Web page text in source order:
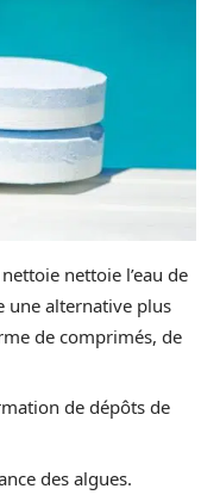
nettoie l’eau de
une alternative plus
de comprimés, de
de dépôts de
des algues.